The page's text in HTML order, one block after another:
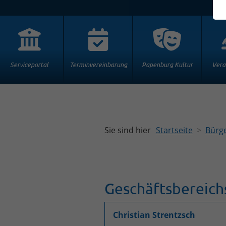
Serviceportal Terminvereinbarung Papenburg Kultur
Sie sind hier Startseite
Christian Strentzsch